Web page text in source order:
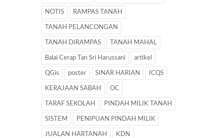
NOTIS RAMPAS TANAH
TANAH PELANCONGAN
TANAH DIRAMPAS TANAH MAHAL
Balai Cerap Tan Sri Harussani artikel
QGis poster SINAR HARIAN ICQS
KERAJAAN SABAH OC
TARAF SEKOLAH PINDAH MILIK TANAH
SISTEM PENIPUAN PINDAH MILIK
JUALAN HARTANAH KDN